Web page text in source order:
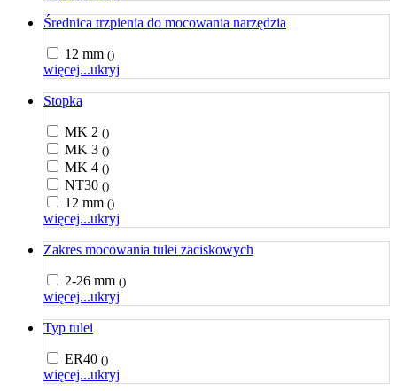
Średnica trzpienia do mocowania narzędzia
12 mm ()
więcej...ukryj
Stopka
MK 2 ()
MK 3 ()
MK 4 ()
NT30 ()
12 mm ()
więcej...ukryj
Zakres mocowania tulei zaciskowych
2-26 mm ()
więcej...ukryj
Typ tulei
ER40 ()
więcej...ukryj